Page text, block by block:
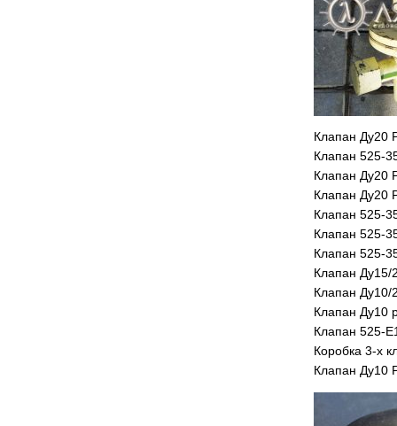
Клапан Ду20
Клапан 525-
Клапан Ду20
Клапан Ду20
Клапан 525-
Клапан 525-
Клапан 525-
Клапан Ду15/
Клапан Ду10/
Клапан Ду10
Клапан 525-
Коробка 3-х
Клапан Ду10